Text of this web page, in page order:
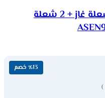
سطح بلت ان البا 90 سم 4 شعلة غاز + 2 شعلة
٪13 خصم
)